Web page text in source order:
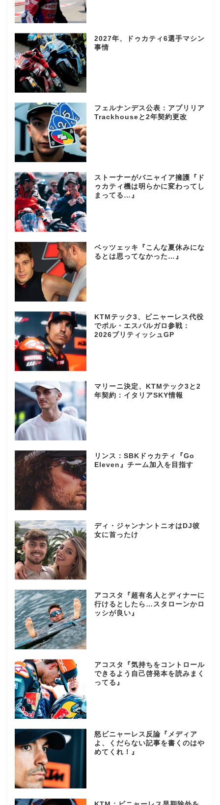
2027年、ドゥカティ6選手マシン
事情
フェルナンデス公表：アプリリア
Trackhouseと2年契約更改
ストーナーがバニャイア擁護『ド
ゥカティ機は明らかに変わってし
まってる…』
ベッツェッキ『こんな夏休みにな
るとは思ってなかった…』
KTMテック3、ビニャーレス代役
でポル・エスパルガロ参戦：
2026ブリティッシュGP
マリーニ決定、KTMテック3と2
年契約：イタリアSKY情報
リンス：SBKドゥカティ『Go
Eleven』チーム加入を目指す
ディ・ジャンナントニオはDJ彼
女に首ったけ
アコスタ『超有名人とディナーに
行けるとしたら…スタローンかロ
ッシが良い』
アコスタ『気持ちをコントロール
できるよう自己啓発本を読みまく
ってる』
怒ビニャーレス反論『メディア
よ、くだらない記事を書くのはや
めてくれ！』